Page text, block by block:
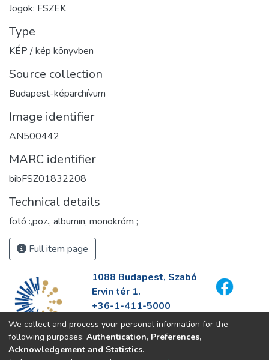
Jogok: FSZEK
Type
KÉP / kép könyvben
Source collection
Budapest-képarchívum
Image identifier
AN500442
MARC identifier
bibFSZ01832208
Technical details
fotó :,poz., albumin, monokróm ;
Full item page
1088 Budapest, Szabó
Ervin tér 1.
+36-1-411-5000
info@fszek.hu
https://fszek.hu
We collect and process your personal information for the
following purposes: Authentication, Preferences,
Acknowledgement and Statistics.